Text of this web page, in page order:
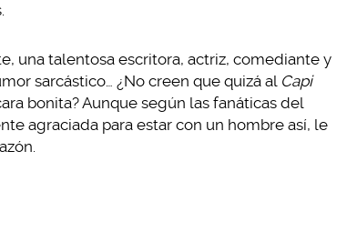
una talentosa escritora, actriz, comediante y
sarcástico… ¿No creen que quizá al Capi
bonita? Aunque según las fanáticas del
agraciada para estar con un hombre así, le